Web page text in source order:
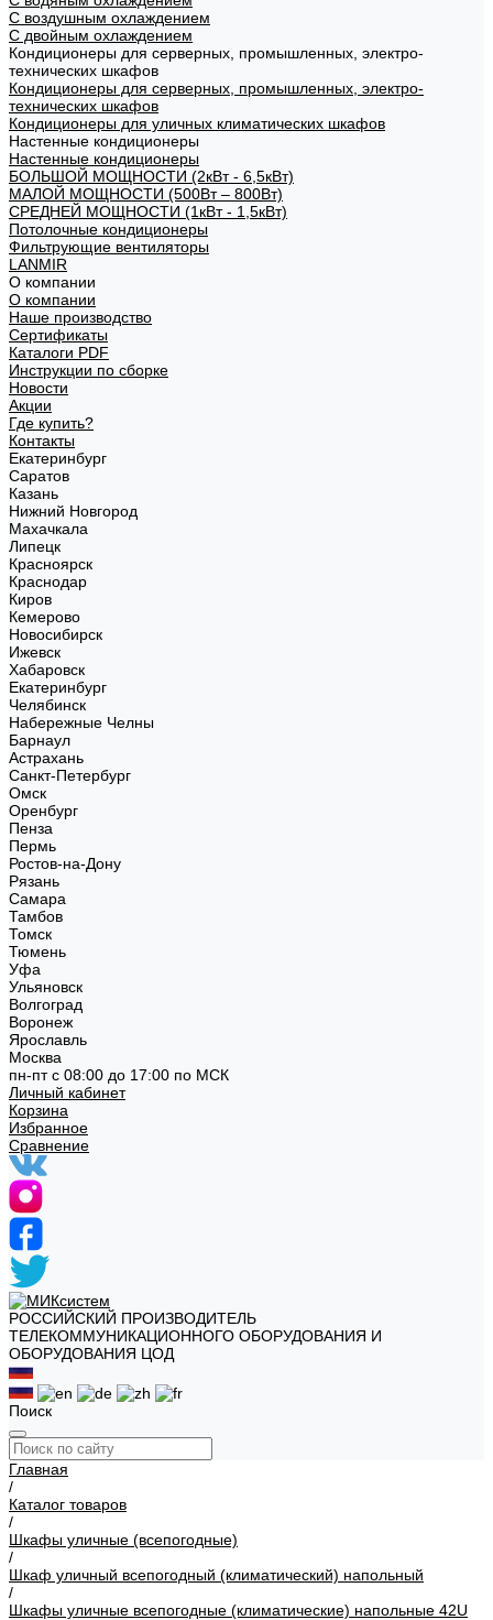
С воздушным охлаждением
С двойным охлаждением
Кондиционеры для серверных, промышленных, электро-
технических шкафов
Кондиционеры для серверных, промышленных, электро-
технических шкафов
Кондиционеры для уличных климатических шкафов
Настенные кондиционеры
Настенные кондиционеры
БОЛЬШОЙ МОЩНОСТИ (2кВт - 6,5кВт)
МАЛОЙ МОЩНОСТИ (500Вт – 800Вт)
СРЕДНЕЙ МОЩНОСТИ (1кВт - 1,5кВт)
Потолочные кондиционеры
Фильтрующие вентиляторы
LANMIR
О компании
О компании
Наше производство
Сертификаты
Каталоги PDF
Инструкции по сборке
Новости
Акции
Где купить?
Контакты
Екатеринбург
Саратов
Казань
Нижний Новгород
Махачкала
Липецк
Красноярск
Краснодар
Киров
Кемерово
Новосибирск
Ижевск
Хабаровск
Екатеринбург
Челябинск
Набережные Челны
Барнаул
Астрахань
Санкт-Петербург
Омск
Оренбург
Пенза
Пермь
Ростов-на-Дону
Рязань
Самара
Тамбов
Томск
Тюмень
Уфа
Ульяновск
Волгоград
Воронеж
Ярославль
Москва
пн-пт с 08:00 до 17:00 по МСК
Личный кабинет
Корзина
Избранное
Сравнение
РОССИЙСКИЙ ПРОИЗВОДИТЕЛЬ
ТЕЛЕКОММУНИКАЦИОННОГО ОБОРУДОВАНИЯ И
ОБОРУДОВАНИЯ ЦОД
Поиск
Главная
/
Каталог товаров
/
Шкафы уличные (всепогодные)
/
Шкаф уличный всепогодный (климатический) напольный
/
Шкафы уличные всепогодные (климатические) напольные 42U